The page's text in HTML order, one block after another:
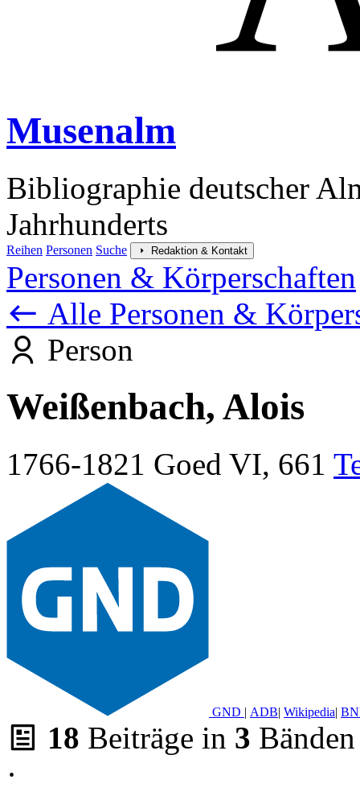
Musenalm
Bibliographie deutscher
Jahrhunderts
Reihen Personen Suche Redaktion & Kontakt
Personen & Körperschaften
Alle Personen &
Person
Weißenbach, Alois
1766-1821 Goed VI, 661
GND | ADB| Wikipedia|
18 Beiträge in 3 Bänden
·